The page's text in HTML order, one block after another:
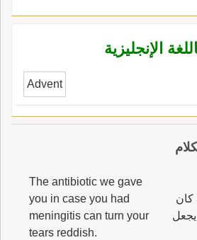
الإنجليزية
Advent
كان
يجعل
The antibiotic we gave
you in case you had
meningitis can turn your
tears reddish.